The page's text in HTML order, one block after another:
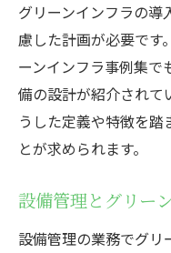
要点
グリーンイ
果
設備管理現
持管理術
グリーンイ
設備管理目
持管理
グリーンインフラの導
慮した計画が必要です
ーンインフラ事例集で
備の設計が紹介されて
うした定義や特徴を
とが求められます。
設備管理とグリー
設備管理の業務でグリ